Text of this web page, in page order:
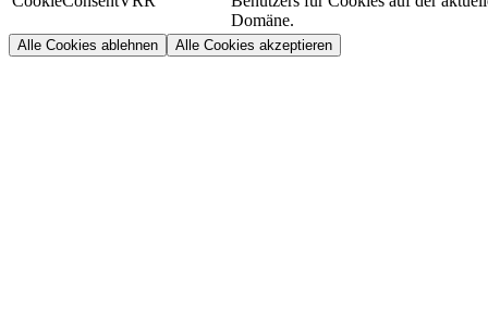
Domäne.
Alle Cookies ablehnen Alle Cookies akzeptieren